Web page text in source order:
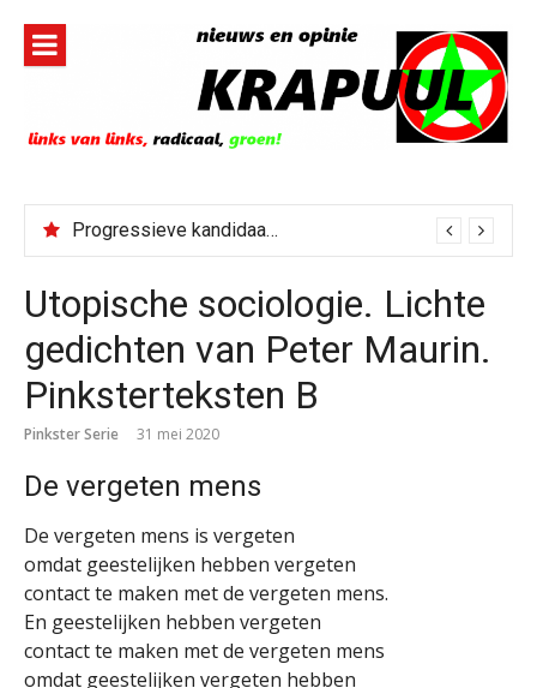
inhoud
Progressieve kandidaat El-Sayed senaatskandidaat Michigan
Utopische sociologie. Lichte
gedichten van Peter Maurin.
Pinksterteksten B
Pinkster Serie 31 mei 2020
De vergeten mens
De vergeten mens is vergeten
omdat geestelijken hebben vergeten
contact te maken met de vergeten mens.
En geestelijken hebben vergeten
contact te maken met de vergeten mens
omdat geestelijken vergeten hebben